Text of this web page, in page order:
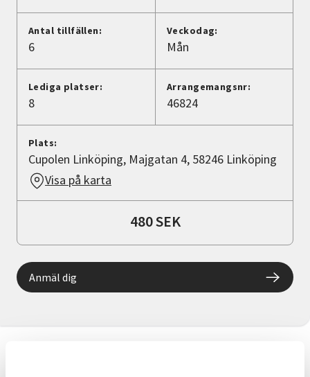
Lyssna
Antal tillfällen:
6
Veckodag:
Mån
Lediga platser:
8
Arrangemangsnr:
46824
Plats:
Cupolen Linköping, Majgatan 4, 58246 Linköping
Visa på karta
480 SEK
Anmäl dig